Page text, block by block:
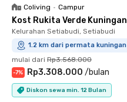
Coliving • Campur
Kost Rukita Verde Kuningan
Kelurahan Setiabudi, Setiabudi
1.2 km dari permata kuningan
mulai dari Rp3.568.000
-7% Rp3.308.000 /bulan
Diskon sewa min. 12 Bulan